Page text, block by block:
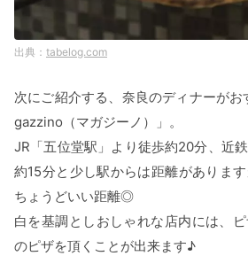
tabelog.com
次にご紹介する、奈良のディナーが
gazzino（マガジーノ）」。
JR「五位堂駅」より徒歩約20分、近
約15分と少し駅からは距離がありま
ちょうどいい距離◎
白を基調としおしゃれな店内には、
のピザを頂くことが出来ます♪